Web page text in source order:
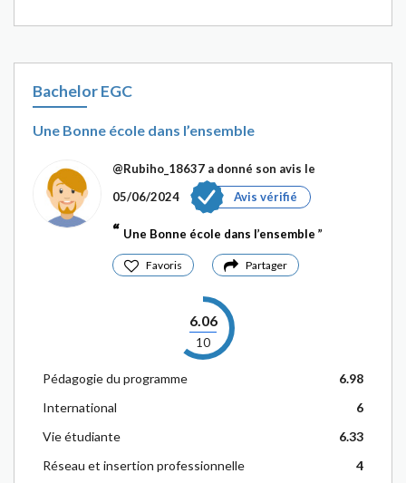
Bachelor EGC
Une Bonne école dans l’ensemble
@Rubiho_18637 a donné son avis le
05/06/2024
Avis vérifié
Une Bonne école dans l’ensemble
Favoris Partager
6.06
10
Pédagogie du programme
6.98
International
6
Vie étudiante
6.33
Réseau et insertion professionnelle
4